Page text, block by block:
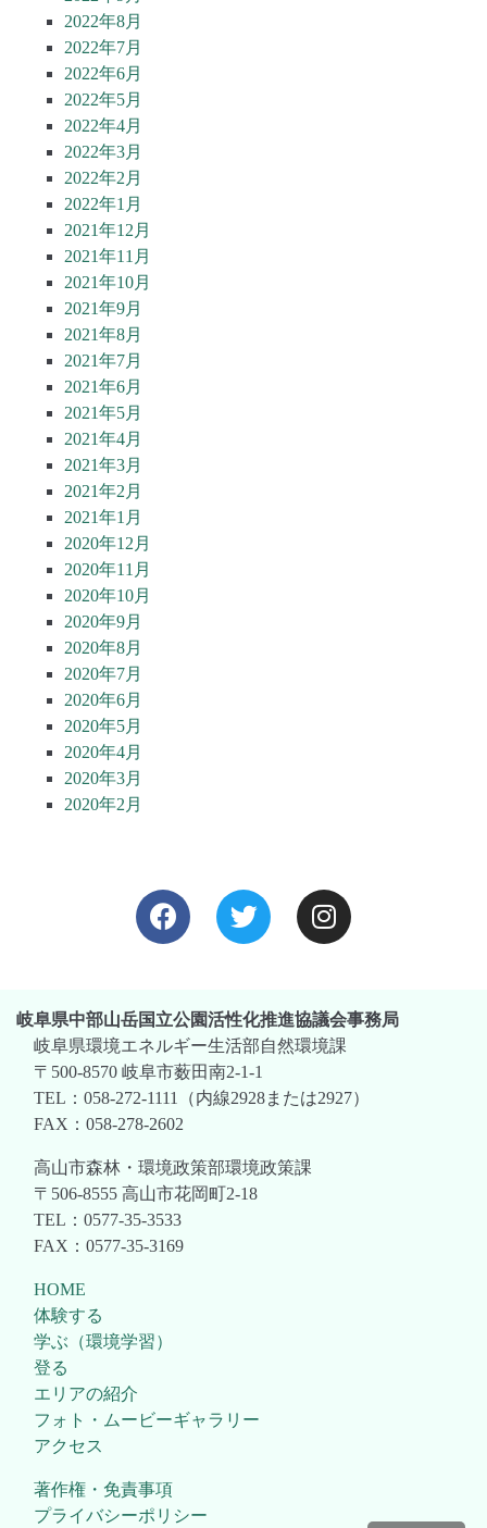
2022年8月
2022年7月
2022年6月
2022年5月
2022年4月
2022年3月
2022年2月
2022年1月
2021年12月
2021年11月
2021年10月
2021年9月
2021年8月
2021年7月
2021年6月
2021年5月
2021年4月
2021年3月
2021年2月
2021年1月
2020年12月
2020年11月
2020年10月
2020年9月
2020年8月
2020年7月
2020年6月
2020年5月
2020年4月
2020年3月
2020年2月
岐阜県中部山岳国立公園活性化推進協議会事務局
岐阜県環境エネルギー生活部自然環境課
〒500-8570 岐阜市薮田南2-1-1
TEL：058-272-1111（内線2928または2927）
FAX：058-278-2602
高山市森林・環境政策部環境政策課
〒506-8555 高山市花岡町2-18
TEL：0577-35-3533
FAX：0577-35-3169
HOME
体験する
学ぶ（環境学習）
登る
エリアの紹介
フォト・ムービーギャラリー
アクセス
著作権・免責事項
プライバシーポリシー